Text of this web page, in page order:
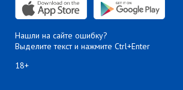
Нашли на сайте ошибку?
Выделите текст и нажмите Ctrl+Enter
18+